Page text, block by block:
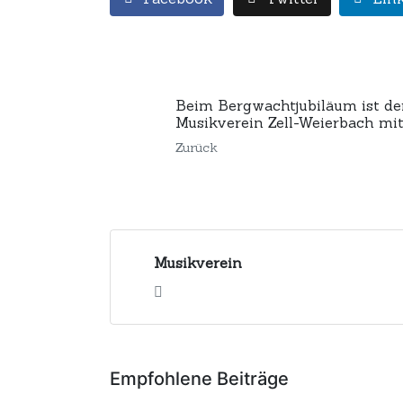
Beim Bergwachtjubiläum ist
Musikverein Zell-Weierbach
Zurück
Musikverein
Empfohlene Beiträge